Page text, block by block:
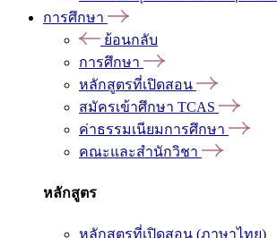
การศึกษา
ย้อนกลับ
การศึกษา
หลักสูตรที่เปิดสอน
สมัครเข้าศึกษา TCAS
ค่าธรรมเนียมการศึกษา
คณะและสำนักวิชา
หลักสูตร
หลักสูตรที่เปิดสอน (ภาษาไทย)